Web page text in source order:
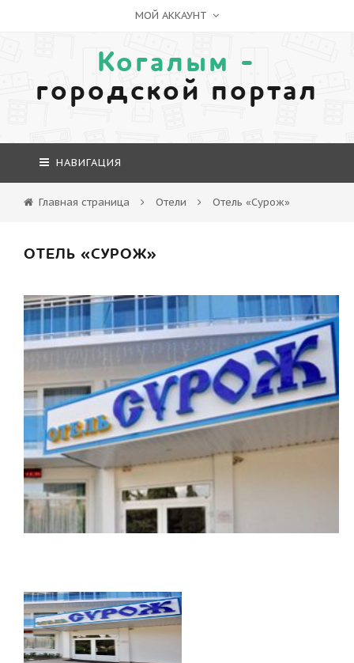
МОЙ АККАУНТ
Когалым -
городской портал
НАВИГАЦИЯ
Главная страница Отели Отель «Сурож»
ОТЕЛЬ «СУРОЖ»